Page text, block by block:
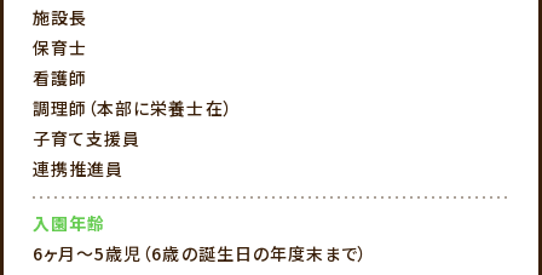
施設長
保育士
看護師
調理師（本部に栄養士在）
子育て支援員
連携推進員
入園年齢
6ヶ月～5歳児（6歳の誕生日の年度末まで）